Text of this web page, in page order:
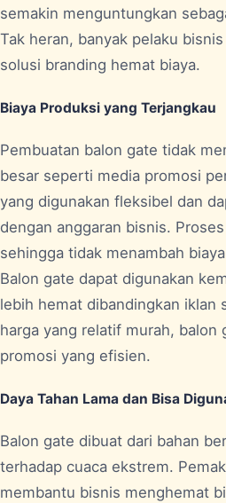
semakin menguntungkan
Tak heran, banyak pelaku
solusi branding hemat biaya.
Biaya Produksi yang Terjangkau
Pembuatan balon gate tidak
besar seperti media promosi
yang digunakan fleksibel dan
dengan anggaran bisnis.
sehingga tidak menambah
Balon gate dapat digunakan
lebih hemat dibandingkan iklan
harga yang relatif murah, balon
promosi yang efisien.
Daya Tahan Lama dan Bisa
Balon gate dibuat dari bahan
terhadap cuaca ekstrem.
membantu bisnis menghemat